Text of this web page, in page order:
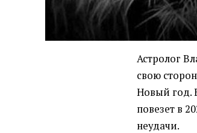
Астролог
свою
Новый год.
повезет в
неудачи.